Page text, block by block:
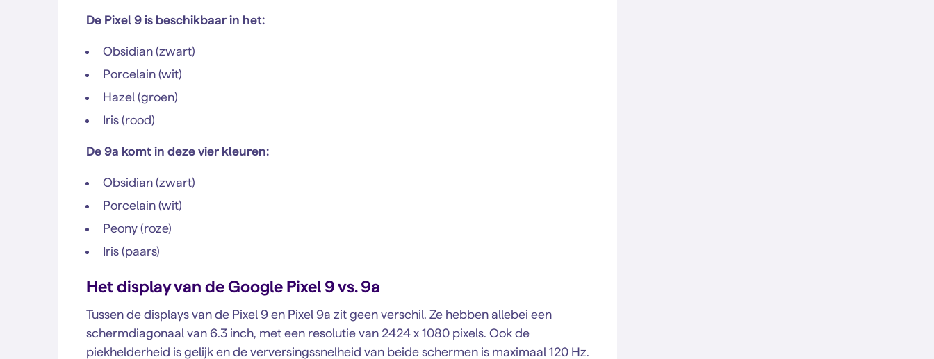
De Pixel 9 is beschikbaar in het:
Obsidian (zwart)
Porcelain (wit)
Hazel (groen)
Iris (rood)
De 9a komt in deze vier kleuren:
Obsidian (zwart)
Porcelain (wit)
Peony (roze)
Iris (paars)
Het display van de Google Pixel 9 vs. 9a
Tussen de displays van de Pixel 9 en Pixel 9a zit geen verschil. Ze hebben allebei een
schermdiagonaal van 6.3 inch, met een resolutie van 2424 x 1080 pixels. Ook de
piekhelderheid is gelijk en de verversingssnelheid van beide schermen is maximaal 120 Hz.